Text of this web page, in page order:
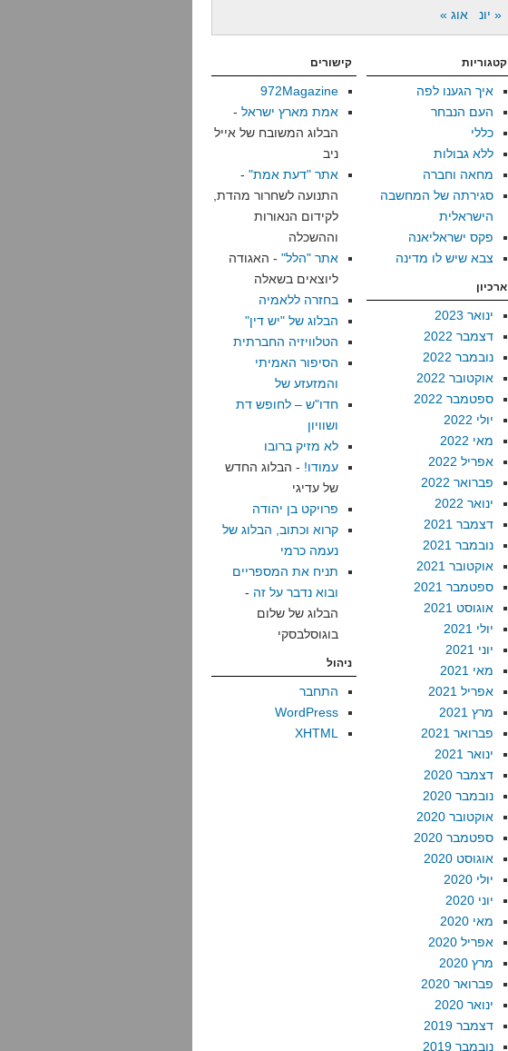
« יונ אוג »
קטגוריות
איך הגענו לפה
העם הנבחר
כללי
ללא גבולות
מחאה וחברה
סגירתה של המחשבה
הישראלית
פקס ישראליאנה
צבא שיש לו מדינה
ארכיון
ינואר 2023
דצמבר 2022
נובמבר 2022
אוקטובר 2022
ספטמבר 2022
יולי 2022
מאי 2022
אפריל 2022
פברואר 2022
ינואר 2022
דצמבר 2021
נובמבר 2021
אוקטובר 2021
ספטמבר 2021
אוגוסט 2021
יולי 2021
יוני 2021
מאי 2021
אפריל 2021
מרץ 2021
פברואר 2021
ינואר 2021
דצמבר 2020
נובמבר 2020
אוקטובר 2020
ספטמבר 2020
אוגוסט 2020
יולי 2020
יוני 2020
מאי 2020
אפריל 2020
מרץ 2020
פברואר 2020
ינואר 2020
דצמבר 2019
נובמבר 2019
קישורים
972Magazine
אמת מארץ ישראל -
הבלוג המשובח של אייל
ניב
אתר "דעת אמת" -
התנועה לשחרור מהדת,
לקידום הנאורות
וההשכלה
אתר "הלל" - האגודה
ליוצאים בשאלה
בחזרה ללאמיה
הבלוג של "יש דין"
הטלוויזיה החברתית
הסיפור האמיתי
והמזעזע של
חדו"ש – לחופש דת
ושוויון
לא מזיק ברובו
עמודו! - הבלוג החדש
של עדיגי
פרויקט בן יהודה
קרוא וכתוב, הבלוג של
נעמה כרמי
תניח את המספריים
ובוא נדבר על זה -
הבלוג של שלום
בוגוסלבסקי
ניהול
התחבר
WordPress
XHTML